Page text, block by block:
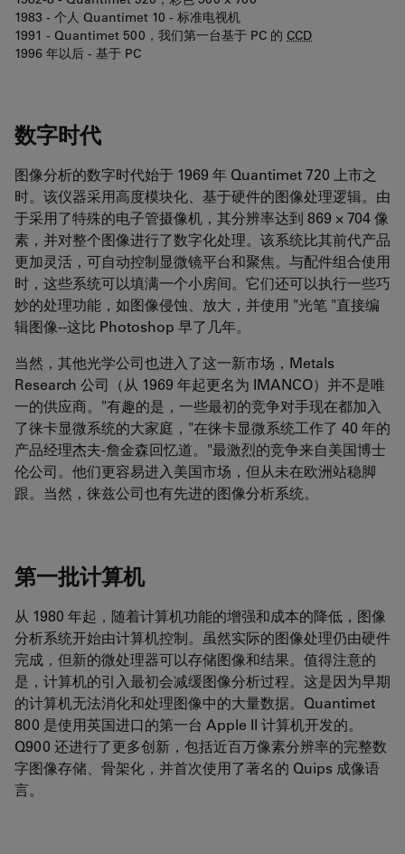
1983 - 个人 Quantimet 10 - 标准电视机
1991 - Quantimet 500，我们第一台基于 PC 的 CCD
1996 年以后 - 基于 PC
数字时代
图像分析的数字时代始于 1969 年 Quantimet 720 上市之
时。该仪器采用高度模块化、基于硬件的图像处理逻辑。由
于采用了特殊的电子管摄像机，其分辨率达到 869 × 704 像
素，并对整个图像进行了数字化处理。该系统比其前代产品
更加灵活，可自动控制显微镜平台和聚焦。与配件组合使用
时，这些系统可以填满一个小房间。它们还可以执行一些巧
妙的处理功能，如图像侵蚀、放大，并使用 "光笔 "直接编
辑图像--这比 Photoshop 早了几年。
当然，其他光学公司也进入了这一新市场，Metals
Research 公司（从 1969 年起更名为 IMANCO）并不是唯
一的供应商。"有趣的是，一些最初的竞争对手现在都加入
了徕卡显微系统的大家庭，"在徕卡显微系统工作了 40 年的
产品经理杰夫-詹金森回忆道。"最激烈的竞争来自美国博士
伦公司。他们更容易进入美国市场，但从未在欧洲站稳脚
跟。当然，徕兹公司也有先进的图像分析系统。
第一批计算机
从 1980 年起，随着计算机功能的增强和成本的降低，图像
分析系统开始由计算机控制。虽然实际的图像处理仍由硬件
完成，但新的微处理器可以存储图像和结果。值得注意的
是，计算机的引入最初会减缓图像分析过程。这是因为早期
的计算机无法消化和处理图像中的大量数据。Quantimet
800 是使用英国进口的第一台 Apple II 计算机开发的。
Q900 还进行了更多创新，包括近百万像素分辨率的完整数
字图像存储、骨架化，并首次使用了著名的 Quips 成像语
言。